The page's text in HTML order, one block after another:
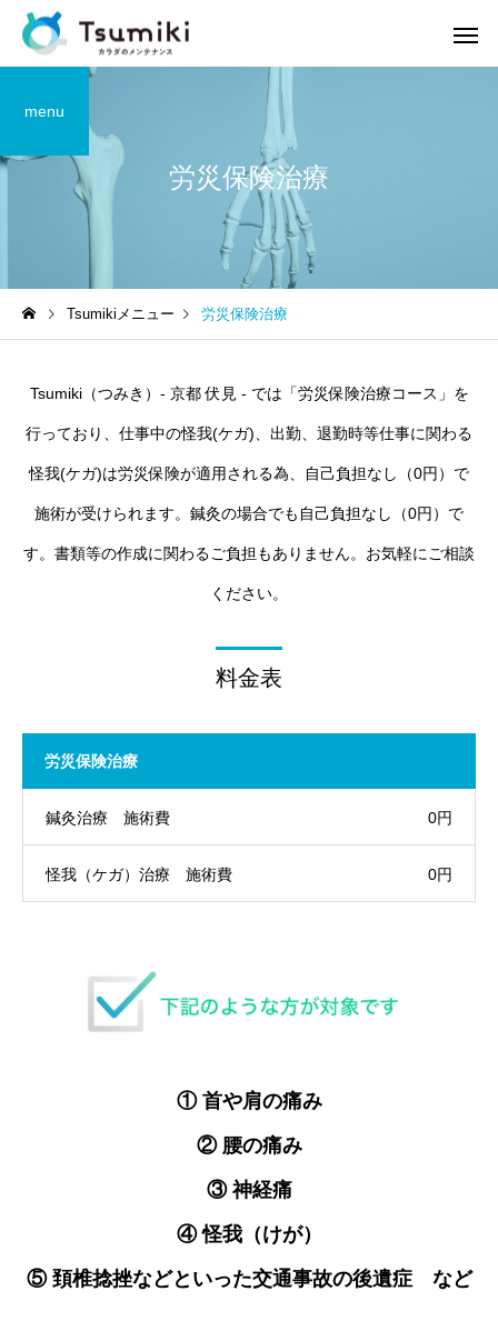
労災保険治療
menu
Tsumikiメニュー 労災保険治療
Tsumiki（つみき）- 京都 伏見 - では「労災保険治療コース」を
行っており、仕事中の怪我(ケガ)、出勤、退勤時等仕事に関わる
怪我(ケガ)は労災保険が適用される為、自己負担なし（0円）で
施術が受けられます。鍼灸の場合でも自己負担なし（0円）で
す。書類等の作成に関わるご負担もありません。お気軽にご相談
ください。
料金表
労災保険治療
鍼灸治療 施術費 0円
怪我（ケガ）治療 施術費 0円
① 首や肩の痛み
② 腰の痛み
③ 神経痛
④ 怪我（けが）
⑤ 頚椎捻挫などといった交通事故の後遺症 など